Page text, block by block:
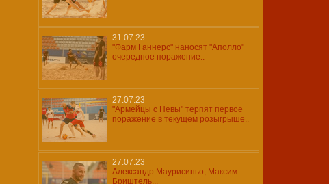
31.07.23
"Фарм Ганнерс" наносят "Аполло"
очередное поражение..
27.07.23
"Армейцы с Невы" терпят первое
поражение в текущем розыгрыше..
27.07.23
Александр Маурисиньо, Максим
Бриштель...